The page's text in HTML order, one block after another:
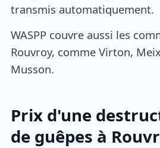
transmis automatiquement.
WASPP couvre aussi les
Rouvroy, comme Virton,
Musson.
Prix d'une
de guêpes à